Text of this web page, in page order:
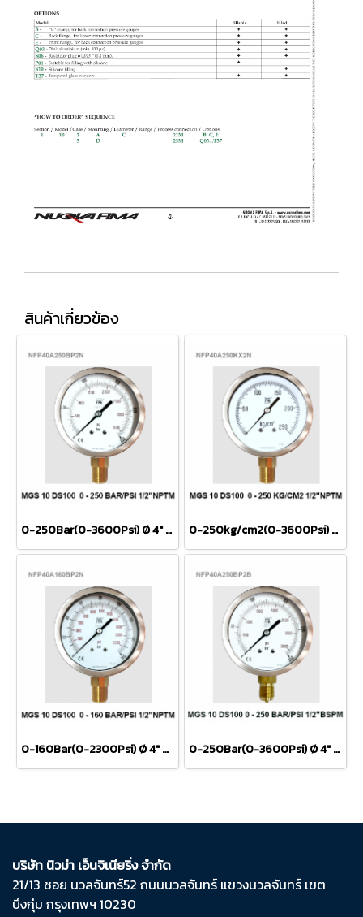
สินค้าเกี่ยวข้อง
0-250Bar(0-3600Psi) Ø 4" Brass Lower 1/2"BSPNPT 0-250kg/cm2(0-3600Psi) Ø 4" Brass Lower 1/2"NPT
0-160Bar(0-2300Psi) Ø 4" Brass Lower 1/2"NPT 0-250Bar(0-3600Psi) Ø 4" Brass Lower 1/2"BSP
บริษัท นิวม่า เอ็นจิเนียริ่ง จำกัด
21/13 ซอย นวลจันทร์​52 ถนน​นวลจันทร์​ แขวง​นวลจันทร์​ เขต​
บึงกุ่ม​ กรุงเทพฯ​ 10230